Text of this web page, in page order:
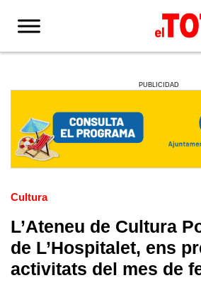
PUBLICIDAD
Cultura
L’Ateneu de Cultura
de L’Hospitalet, ens
activitats del mes de